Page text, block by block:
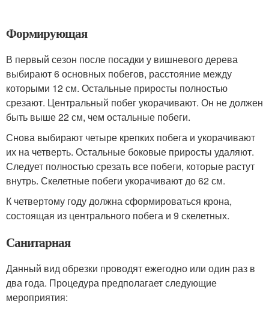
Формирующая
В первый сезон после посадки у вишневого дерева
выбирают 6 основных побегов, расстояние между
которыми 12 см. Остальные приросты полностью
срезают. Центральный побег укорачивают. Он не должен
быть выше 22 см, чем остальные побеги.
Снова выбирают четыре крепких побега и укорачивают
их на четверть. Остальные боковые приросты удаляют.
Следует полностью срезать все побеги, которые растут
внутрь. Скелетные побеги укорачивают до 62 см.
К четвертому году должна сформироваться крона,
состоящая из центрального побега и 9 скелетных.
Санитарная
Данный вид обрезки проводят ежегодно или один раз в
два года. Процедура предполагает следующие
мероприятия: